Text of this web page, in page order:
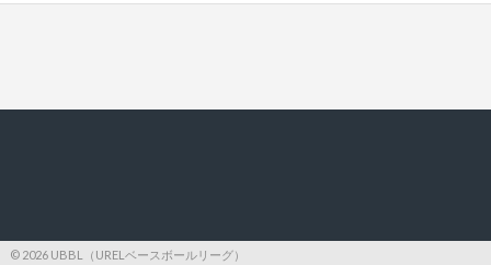
© 2026 UBBL（URELベースボールリーグ）